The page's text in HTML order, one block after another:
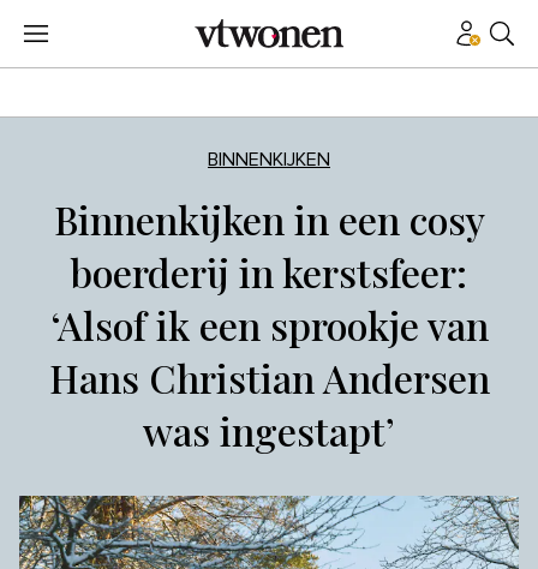
BINNENKIJKEN
Binnenkijken in een cosy
boerderij in kerstsfeer:
‘Alsof ik een sprookje van
Hans Christian Andersen
was ingestapt’